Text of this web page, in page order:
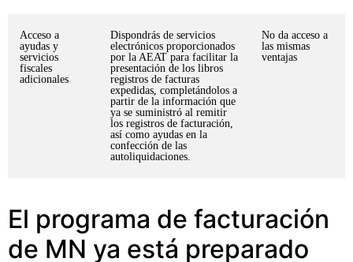
Acceso a
ayudas y
servicios
fiscales
adicionales
Dispondrás de servicios
electrónicos proporcionados
por la AEAT para facilitar la
presentación de los libros
registros de facturas
expedidas, completándolos a
partir de la información que
ya se suministró al remitir
los registros de facturación,
así como ayudas en la
confección de las
autoliquidaciones.
No da acceso a
las mismas
ventajas
El programa de facturación
de MN ya está preparado